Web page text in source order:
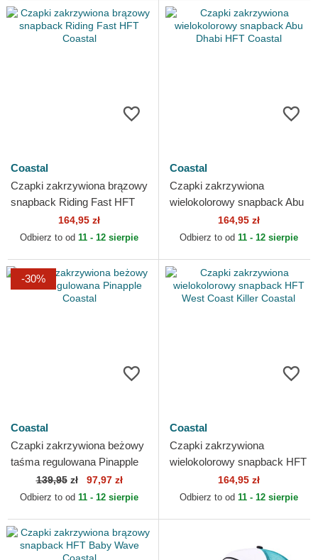
Coastal
Czapki zakrzywiona brązowy
snapback Riding Fast HFT
164,95 zł
Odbierz to od 11 - 12 sierpie
Coastal
Czapki zakrzywiona
wielokolorowy snapback Abu
Dhabi HFT Coastal
164,95 zł
Odbierz to od 11 - 12 sierpie
-30%
Coastal
Czapki zakrzywiona beżowy
taśma regulowana Pinapple
Coastal139,95zł 97,97 zł
Odbierz to od 11 - 12 sierpie
Coastal
Czapki zakrzywiona
wielokolorowy snapback HFT
West Coast Killer Coastal
164,95 zł
Odbierz to od 11 - 12 sierpie